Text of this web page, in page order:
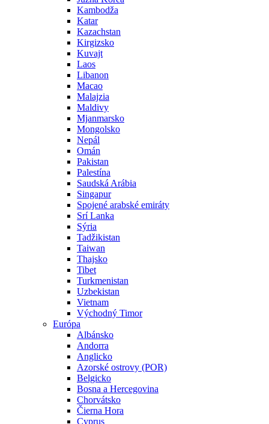
Kambodža
Katar
Kazachstan
Kirgizsko
Kuvajt
Laos
Libanon
Macao
Malajzia
Maldivy
Mjanmarsko
Mongolsko
Nepál
Omán
Pakistan
Palestína
Saudská Arábia
Singapur
Spojené arabské emiráty
Srí Lanka
Sýria
Tadžikistan
Taiwan
Thajsko
Tibet
Turkmenistan
Uzbekistan
Vietnam
Východný Timor
Európa
Albánsko
Andorra
Anglicko
Azorské ostrovy (POR)
Belgicko
Bosna a Hercegovina
Chorvátsko
Čierna Hora
Cyprus